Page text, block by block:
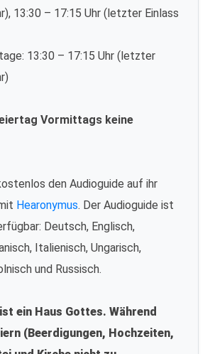
13:30 – 17:15 Uhr (letzter Einlass
13:30 – 17:15 Uhr (letzter
Vormittags keine
den Audioguide auf ihr
Hearonymus. Der Audioguide ist
Deutsch, Englisch,
Italienisch, Ungarisch,
und Russisch.
ein Haus Gottes. Während
(Beerdigungen, Hochzeiten,